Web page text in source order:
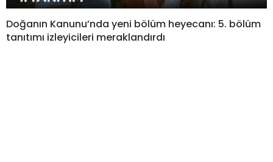
Doğanın Kanunu’nda yeni bölüm heyecanı: 5. bölüm
tanıtımı izleyicileri meraklandırdı